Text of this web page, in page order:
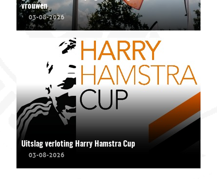
vrouwen
03-08-2026
Uitslag verloting Harry Hamstra Cup
03-08-2026